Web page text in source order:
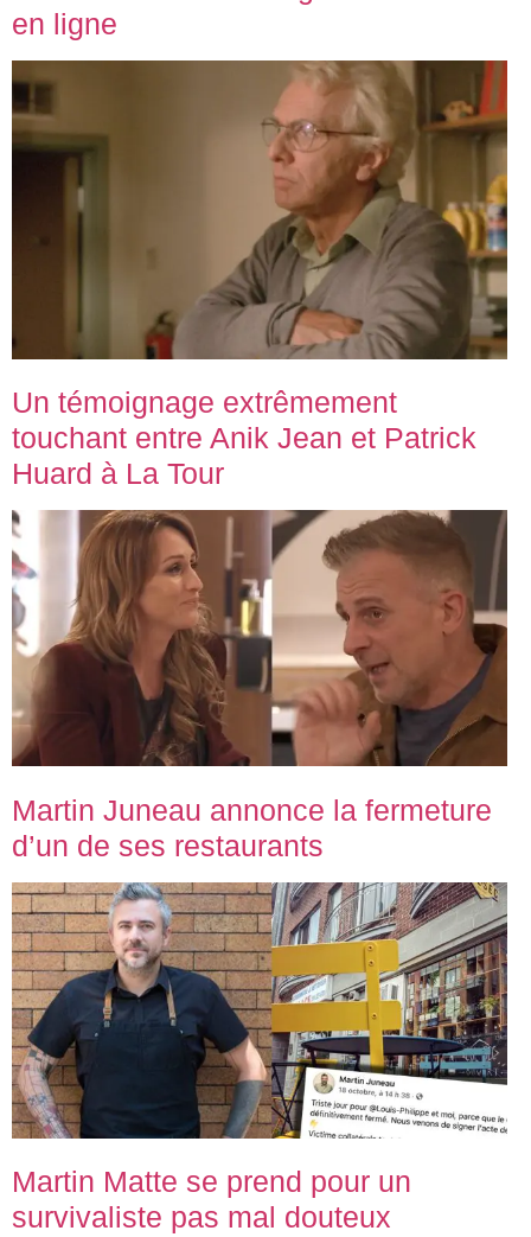
en ligne
Un témoignage extrêmement
touchant entre Anik Jean et Patrick
Huard à La Tour
Martin Juneau annonce la fermeture
d’un de ses restaurants
Martin Matte se prend pour un
survivaliste pas mal douteux